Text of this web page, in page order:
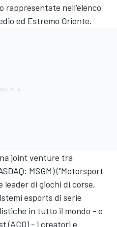
rappresentate nell'elenco
ed Estremo Oriente.
joint venture tra
MSGM) ("Motorsport
leader di giochi di corse,
esports di serie
in tutto il mondo - e
(ACO) - i creatori e